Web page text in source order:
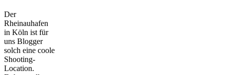
Der
Rheinauhafen
in Köln ist für
uns Blogger
solch eine coole
Shooting-
Location.